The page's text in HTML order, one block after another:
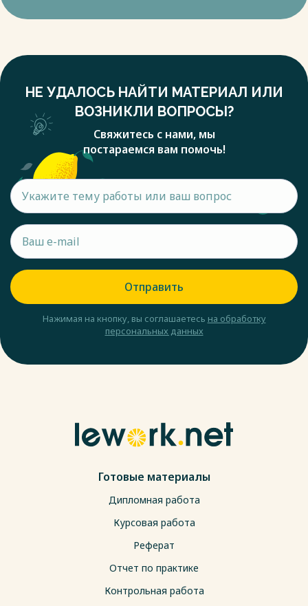
НЕ УДАЛОСЬ НАЙТИ МАТЕРИАЛ ИЛИ
ВОЗНИКЛИ ВОПРОСЫ?
Свяжитесь с нами, мы
постараемся вам помочь!
Отправить
Нажимая на кнопку, вы соглашаетесь на обработку
персональных данных
Готовые материалы
Дипломная работа
Курсовая работа
Реферат
Отчет по практике
Контрольная работа